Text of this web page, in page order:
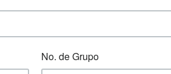
No. de Grupo